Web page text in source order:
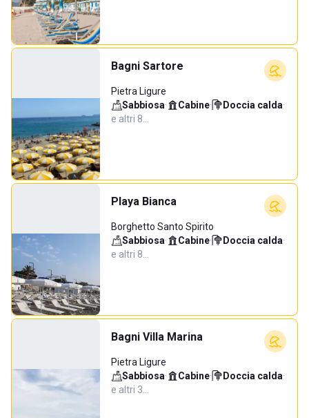
Bagni Sartore
Pietra Ligure
Sabbiosa· Cabine· Doccia calda·
e altri 8…
Playa Bianca
Borghetto Santo Spirito
Sabbiosa· Cabine· Doccia calda·
e altri 8…
Bagni Villa Marina
Pietra Ligure
Sabbiosa· Cabine· Doccia calda·
e altri 3…